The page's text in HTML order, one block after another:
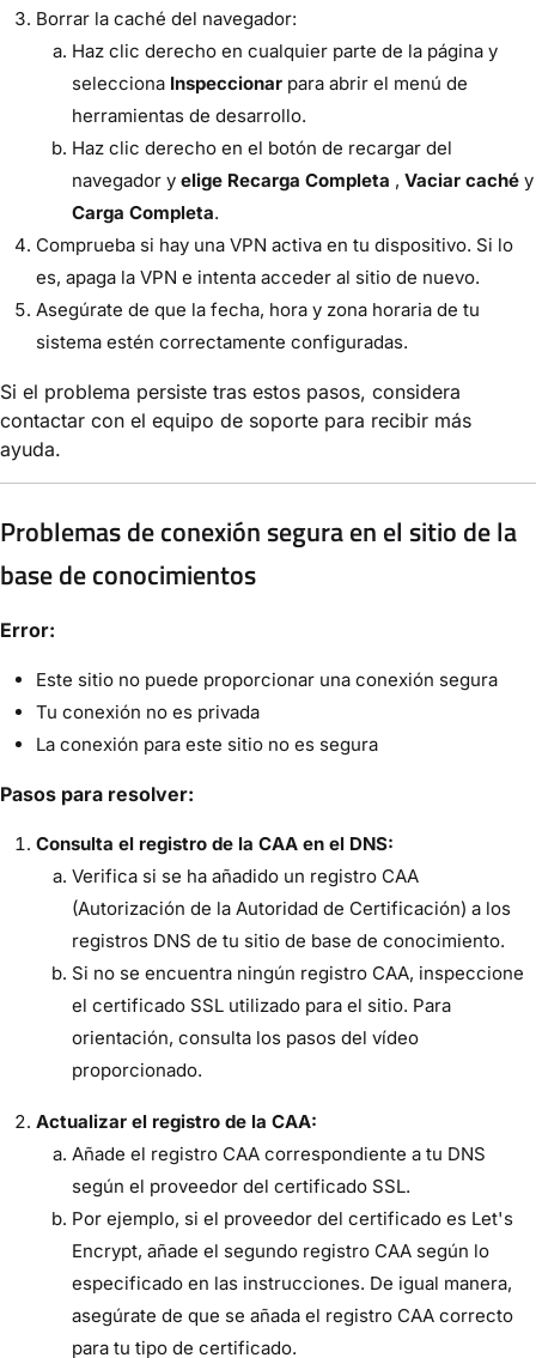
Borrar la caché del navegador:
Haz clic derecho en cualquier parte de la página y
selecciona Inspeccionar para abrir el menú de
herramientas de desarrollo.
Haz clic derecho en el botón de recargar del
navegador y elige Recarga Completa , Vaciar caché y
Carga Completa.
Comprueba si hay una VPN activa en tu dispositivo. Si lo
es, apaga la VPN e intenta acceder al sitio de nuevo.
Asegúrate de que la fecha, hora y zona horaria de tu
sistema estén correctamente configuradas.
Si el problema persiste tras estos pasos, considera
contactar con el equipo de soporte para recibir más
ayuda.
Problemas de conexión segura en el sitio de la
base de conocimientos
Error:
Este sitio no puede proporcionar una conexión segura
Tu conexión no es privada
La conexión para este sitio no es segura
Pasos para resolver:
Consulta el registro de la CAA en el DNS:
Verifica si se ha añadido un registro CAA
(Autorización de la Autoridad de Certificación) a los
registros DNS de tu sitio de base de conocimiento.
Si no se encuentra ningún registro CAA, inspeccione
el certificado SSL utilizado para el sitio. Para
orientación, consulta los pasos del vídeo
proporcionado.
Actualizar el registro de la CAA:
Añade el registro CAA correspondiente a tu DNS
según el proveedor del certificado SSL.
Por ejemplo, si el proveedor del certificado es Let's
Encrypt, añade el segundo registro CAA según lo
especificado en las instrucciones. De igual manera,
asegúrate de que se añada el registro CAA correcto
para tu tipo de certificado.